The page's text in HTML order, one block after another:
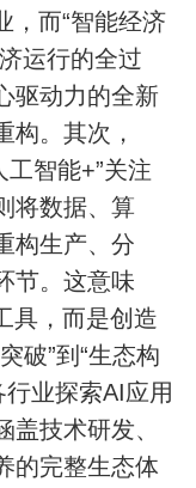
，而“智能经济
运行的全过
驱动力的全新
构。其次，
工智能+”关注
将数据、算
构生产、分
节。这意味
具，而是创造
破”到“生态构
行业探索AI应用
技术研发、
的完整生态体